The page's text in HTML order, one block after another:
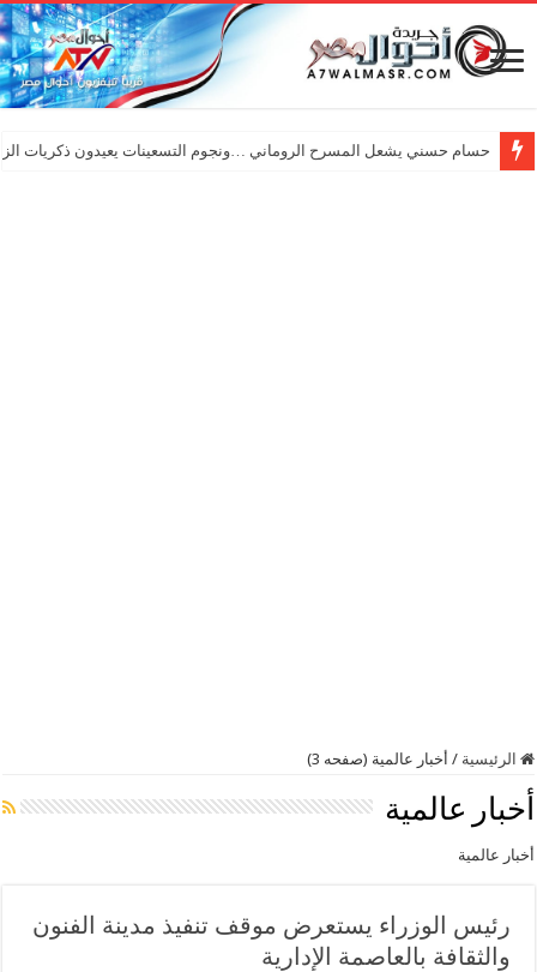
حسام حسني يشعل المسرح الروماني …ونجوم التسعينات يعيدون ذكريات
الرئيسية / أخبار عالمية (صفحه 3)
أخبار عالمية
أخبار عالمية
رئيس الوزراء يستعرض موقف تنفيذ مدينة الفنون
والثقافة بالعاصمة الإدارية